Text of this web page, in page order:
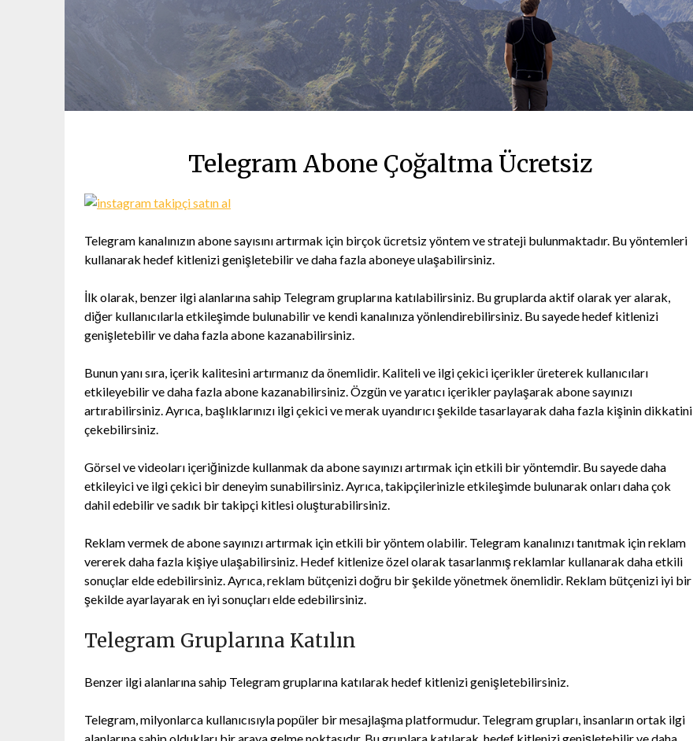
Telegram Abone Çoğaltma Ücretsiz
Telegram kanalınızın abone sayısını artırmak için birçok ücretsiz yöntem ve strateji bulunmaktadır. Bu yöntemleri
kullanarak hedef kitlenizi genişletebilir ve daha fazla aboneye ulaşabilirsiniz.
İlk olarak, benzer ilgi alanlarına sahip Telegram gruplarına katılabilirsiniz. Bu gruplarda aktif olarak yer alarak,
diğer kullanıcılarla etkileşimde bulunabilir ve kendi kanalınıza yönlendirebilirsiniz. Bu sayede hedef kitlenizi
genişletebilir ve daha fazla abone kazanabilirsiniz.
Bunun yanı sıra, içerik kalitesini artırmanız da önemlidir. Kaliteli ve ilgi çekici içerikler üreterek kullanıcıları
etkileyebilir ve daha fazla abone kazanabilirsiniz. Özgün ve yaratıcı içerikler paylaşarak abone sayınızı
artırabilirsiniz. Ayrıca, başlıklarınızı ilgi çekici ve merak uyandırıcı şekilde tasarlayarak daha fazla kişinin dikkatini
çekebilirsiniz.
Görsel ve videoları içeriğinizde kullanmak da abone sayınızı artırmak için etkili bir yöntemdir. Bu sayede daha
etkileyici ve ilgi çekici bir deneyim sunabilirsiniz. Ayrıca, takipçilerinizle etkileşimde bulunarak onları daha çok
dahil edebilir ve sadık bir takipçi kitlesi oluşturabilirsiniz.
Reklam vermek de abone sayınızı artırmak için etkili bir yöntem olabilir. Telegram kanalınızı tanıtmak için reklam
vererek daha fazla kişiye ulaşabilirsiniz. Hedef kitlenize özel olarak tasarlanmış reklamlar kullanarak daha etkili
sonuçlar elde edebilirsiniz. Ayrıca, reklam bütçenizi doğru bir şekilde yönetmek önemlidir. Reklam bütçenizi iyi bir
şekilde ayarlayarak en iyi sonuçları elde edebilirsiniz.
Telegram Gruplarına Katılın
Benzer ilgi alanlarına sahip Telegram gruplarına katılarak hedef kitlenizi genişletebilirsiniz.
Telegram, milyonlarca kullanıcısıyla popüler bir mesajlaşma platformudur. Telegram grupları, insanların ortak ilgi